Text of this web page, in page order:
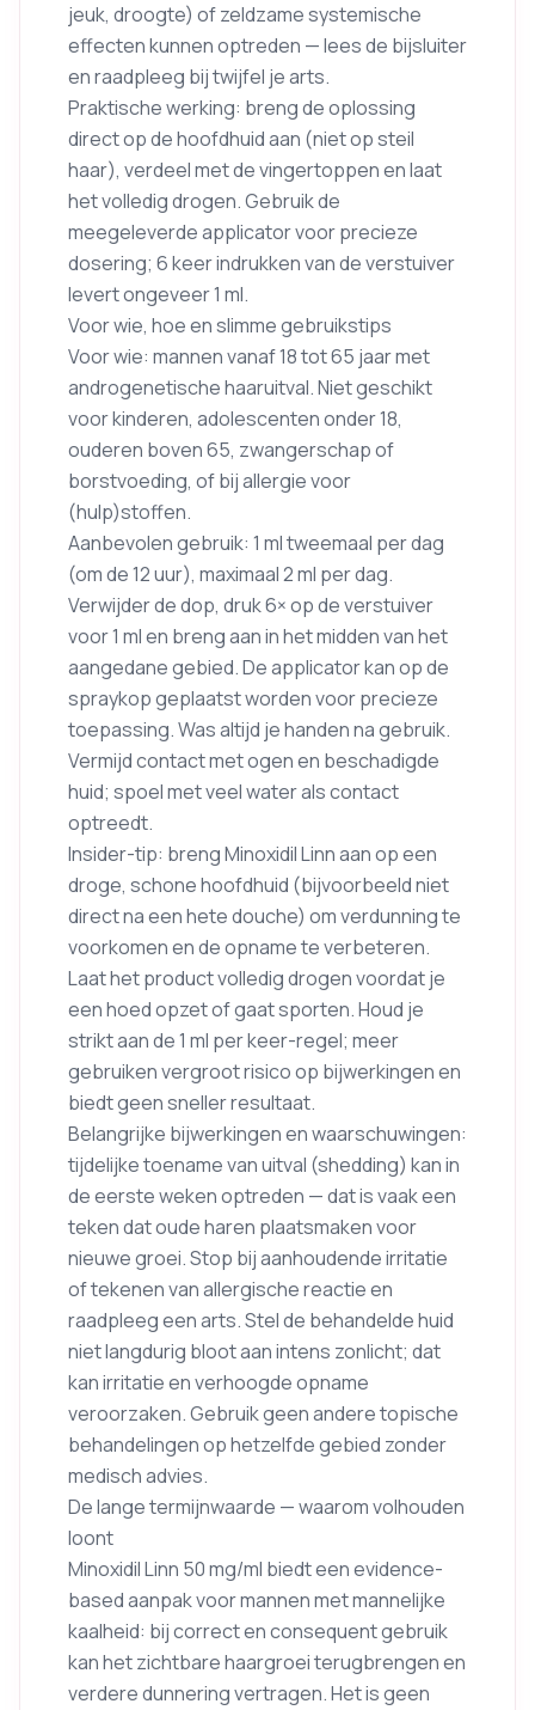
jeuk, droogte) of zeldzame systemische
effecten kunnen optreden — lees de bijsluiter
en raadpleeg bij twijfel je arts.
Praktische werking: breng de oplossing
direct op de hoofdhuid aan (niet op steil
haar), verdeel met de vingertoppen en laat
het volledig drogen. Gebruik de
meegeleverde applicator voor precieze
dosering; 6 keer indrukken van de verstuiver
levert ongeveer 1 ml.
Voor wie, hoe en slimme gebruikstips
Voor wie: mannen vanaf 18 tot 65 jaar met
androgenetische haaruitval. Niet geschikt
voor kinderen, adolescenten onder 18,
ouderen boven 65, zwangerschap of
borstvoeding, of bij allergie voor
(hulp)stoffen.
Aanbevolen gebruik: 1 ml tweemaal per dag
(om de 12 uur), maximaal 2 ml per dag.
Verwijder de dop, druk 6× op de verstuiver
voor 1 ml en breng aan in het midden van het
aangedane gebied. De applicator kan op de
spraykop geplaatst worden voor precieze
toepassing. Was altijd je handen na gebruik.
Vermijd contact met ogen en beschadigde
huid; spoel met veel water als contact
optreedt.
Insider-tip: breng Minoxidil Linn aan op een
droge, schone hoofdhuid (bijvoorbeeld niet
direct na een hete douche) om verdunning te
voorkomen en de opname te verbeteren.
Laat het product volledig drogen voordat je
een hoed opzet of gaat sporten. Houd je
strikt aan de 1 ml per keer-regel; meer
gebruiken vergroot risico op bijwerkingen en
biedt geen sneller resultaat.
Belangrijke bijwerkingen en waarschuwingen:
tijdelijke toename van uitval (shedding) kan in
de eerste weken optreden — dat is vaak een
teken dat oude haren plaatsmaken voor
nieuwe groei. Stop bij aanhoudende irritatie
of tekenen van allergische reactie en
raadpleeg een arts. Stel de behandelde huid
niet langdurig bloot aan intens zonlicht; dat
kan irritatie en verhoogde opname
veroorzaken. Gebruik geen andere topische
behandelingen op hetzelfde gebied zonder
medisch advies.
De lange termijnwaarde — waarom volhouden
loont
Minoxidil Linn 50 mg/ml biedt een evidence-
based aanpak voor mannen met mannelijke
kaalheid: bij correct en consequent gebruik
kan het zichtbare haargroei terugbrengen en
verdere dunnering vertragen. Het is geen